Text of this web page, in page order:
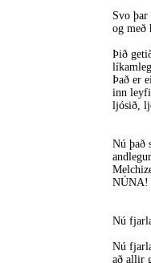
Svo
og
Þið
Það er
inn
ljósið,
Nú það
NÚNA!
Nú
Nú
að allir